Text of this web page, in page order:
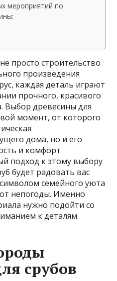
мероприятий по
просто строительство
произведения
каждая деталь играют
прочного, красивого
Выбор древесины для
момент, от которого
дома, но и его
и комфорт
подход к этому выбору
будет радовать вас
семейного уюта
непогоды. Именно
нужно подойти со
к деталям.
срубов